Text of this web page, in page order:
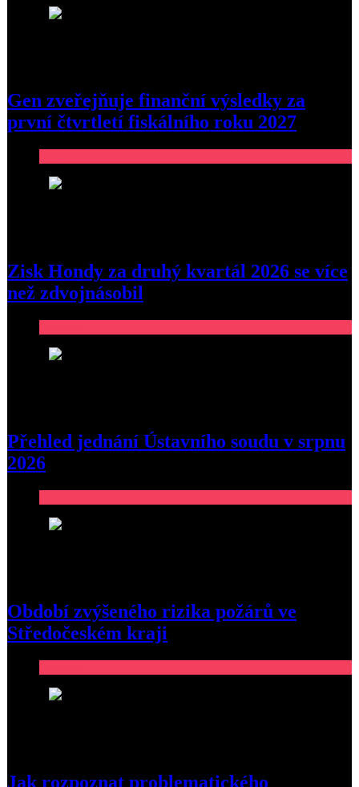
Gen zveřejňuje finanční výsledky za
první čtvrtletí fiskálního roku 2027
Zisk Hondy za druhý kvartál 2026 se více
než zdvojnásobil
Přehled jednání Ústavního soudu v srpnu
2026
Období zvýšeného rizika požárů ve
Středočeském kraji
Jak rozpoznat problematického